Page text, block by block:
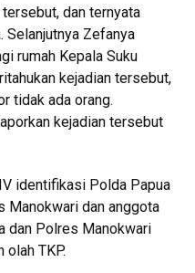
dan ternyata
Selanjutnya Zefanya
rumah Kepala Suku
kejadian tersebut,
tidak ada orang.
kejadian tersebut
identifikasi Polda Papua
Manokwari dan anggota
dan Polres Manokwari
olah TKP.